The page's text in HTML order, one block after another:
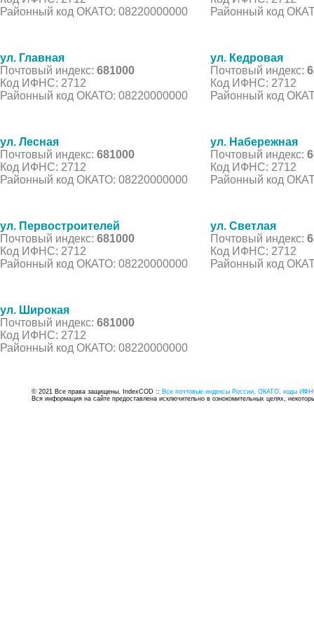
Районный код ОКАТО: 08220000000
Районный код
ул. Главная
Почтовый индекс: 681000
Код ИФНС: 2712
Районный код ОКАТО: 08220000000
ул. Кедровая
Почтовый индекс:
Код ИФНС: 2712
Районный код
ул. Лесная
Почтовый индекс: 681000
Код ИФНС: 2712
Районный код ОКАТО: 08220000000
ул. Набережная
Почтовый индекс:
Код ИФНС: 2712
Районный код
ул. Первостроителей
Почтовый индекс: 681000
Код ИФНС: 2712
Районный код ОКАТО: 08220000000
ул. Светлая
Почтовый индекс:
Код ИФНС: 2712
Районный код
ул. Широкая
Почтовый индекс: 681000
Код ИФНС: 2712
Районный код ОКАТО: 08220000000
© 2021 Все права защищены. IndexCOD :: Все почтовые индексы России, ОКАТО, коды
Вся информация на сайте предоставлена исключительно в ознокомительных целях,